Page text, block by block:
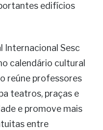
edifícios
Internacional Sesc
calendário cultural
reúne professores
teatros, praças e
e promove mais
entre